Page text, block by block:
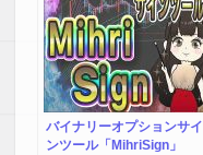
バイナリーオプションサイ
ンツール「MihriSign」